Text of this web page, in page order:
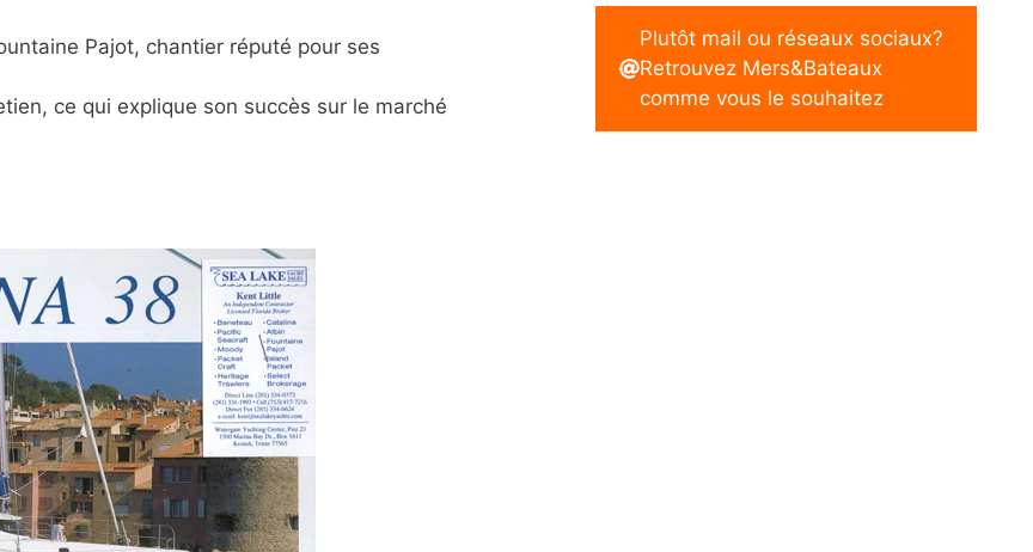
Pajot, chantier réputé pour ses
ce qui explique son succès sur le marché
Plutôt mail ou réseaux sociaux?
Retrouvez Mers&Bateaux
comme vous le souhaitez